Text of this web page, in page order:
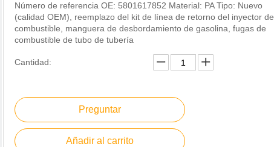
Número de referencia OE: 5801617852 Material: PA Tipo: Nuevo
(calidad OEM), reemplazo del kit de línea de retorno del inyector de
combustible, manguera de desbordamiento de gasolina, fugas de
combustible de tubo de tubería
Cantidad:
Preguntar
Añadir al carrito